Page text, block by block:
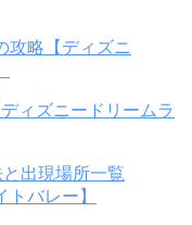
ィズニードリームラ